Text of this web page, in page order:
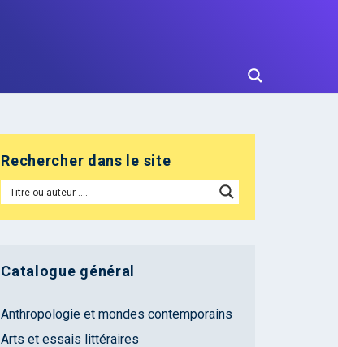
Rechercher dans le site
Catalogue général
Anthropologie et mondes contemporains
Arts et essais littéraires